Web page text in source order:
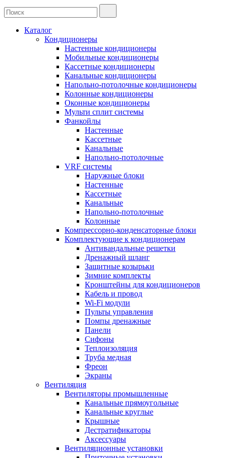
Каталог
Кондиционеры
Настенные кондиционеры
Мобильные кондиционеры
Кассетные кондиционеры
Канальные кондиционеры
Напольно-потолочные кондиционеры
Колонные кондиционеры
Оконные кондиционеры
Мульти сплит системы
Фанкойлы
Настенные
Кассетные
Канальные
Напольно-потолочные
VRF системы
Наружные блоки
Настенные
Кассетные
Канальные
Напольно-потолочные
Колонные
Компрессорно-конденсаторные блоки
Комплектующие к кондиционерам
Антивандальные решетки
Дренажный шланг
Защитные козырьки
Зимние комплекты
Кронштейны для кондиционеров
Кабель и провод
Wi-Fi модули
Пульты управления
Помпы дренажные
Панели
Сифоны
Теплоизоляция
Труба медная
Фреон
Экраны
Вентиляция
Вентиляторы промышленные
Канальные прямоугольные
Канальные круглые
Крышные
Дестратификаторы
Аксессуары
Вентиляционные установки